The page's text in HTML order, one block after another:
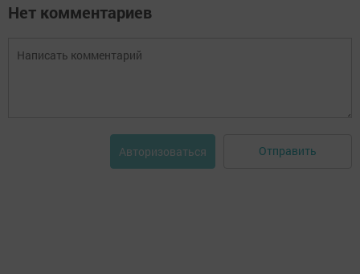
Нет комментариев
Авторизоваться Отправить